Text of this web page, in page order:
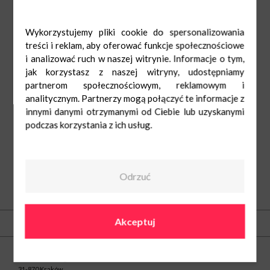
Wykorzystujemy pliki cookie do spersonalizowania
treści i reklam, aby oferować funkcje społecznościowe
i analizować ruch w naszej witrynie. Informacje o tym,
jak korzystasz z naszej witryny, udostępniamy
partnerom społecznościowym, reklamowym i
analitycznym. Partnerzy mogą połączyć te informacje z
innymi danymi otrzymanymi od Ciebie lub uzyskanymi
podczas korzystania z ich usług.
Odrzuć
Akceptuj